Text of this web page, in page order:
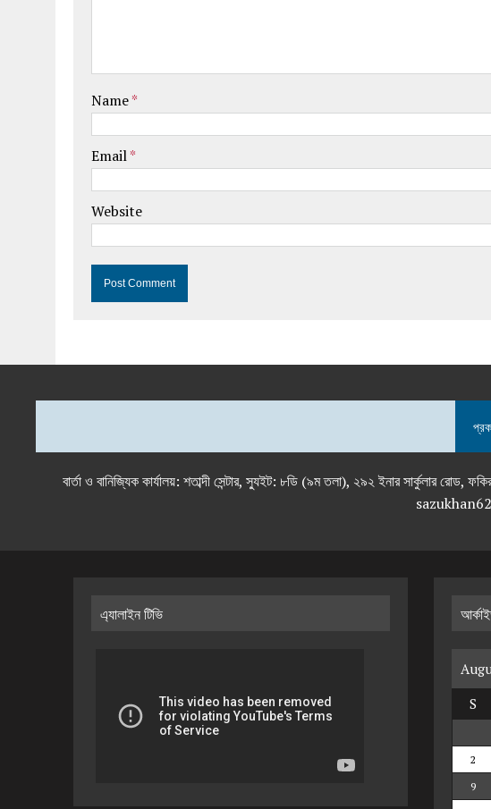
Name*
Email*
Website
বার্তা ও বানিজ্যিক কার্যালয়: শতাব্দী সেন্টার, স্যুইট: ৮ডি (৯ম তলা), ২৯২ ইনার
এ্যালাইন টিভি
S
2
9